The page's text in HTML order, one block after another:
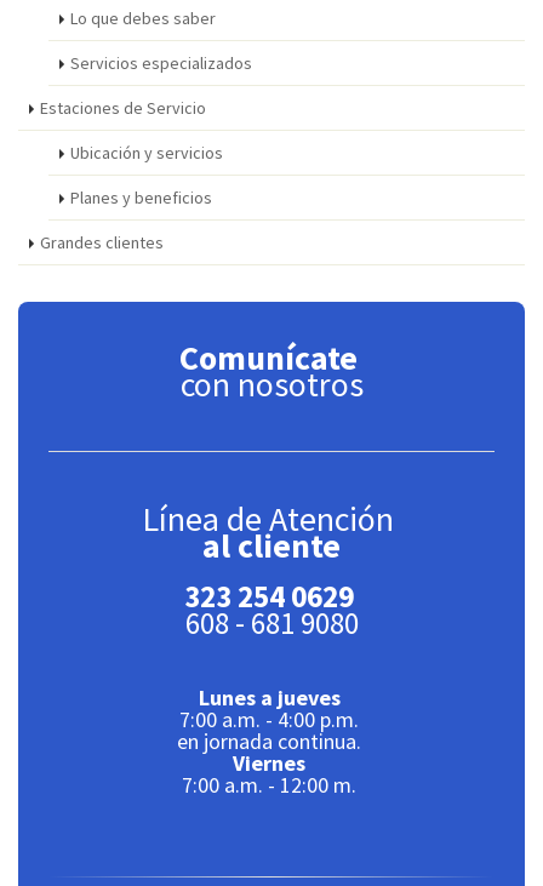
Lo que debes saber
Servicios especializados
Estaciones de Servicio
Ubicación y servicios
Planes y beneficios
Grandes clientes
Comunícate
con nosotros
Línea de Atención
al cliente
323 254 0629
608 - 681 9080
Lunes a jueves
7:00 a.m. - 4:00 p.m.
en jornada continua.
Viernes
7:00 a.m. - 12:00 m.